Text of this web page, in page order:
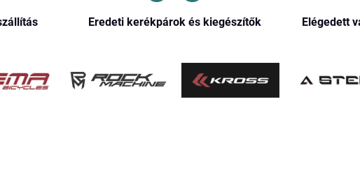
Eredeti kerékpárok és kiegészítők Elégedett